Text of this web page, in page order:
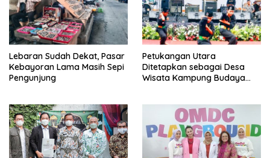
Lebaran Sudah Dekat, Pasar
Kebayoran Lama Masih Sepi
Pengunjung
Petukangan Utara
Ditetapkan sebagai Desa
Wisata Kampung Budaya